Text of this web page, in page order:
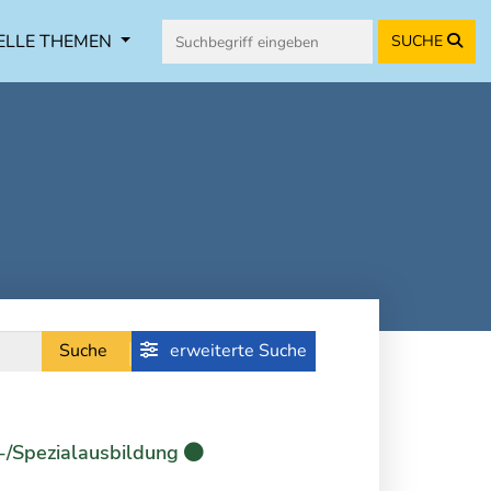
THEMEN SUCHE
Suche erweiterte Suche
Spezialausbildung